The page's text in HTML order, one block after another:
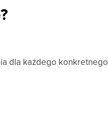
dla każdego konkretnego